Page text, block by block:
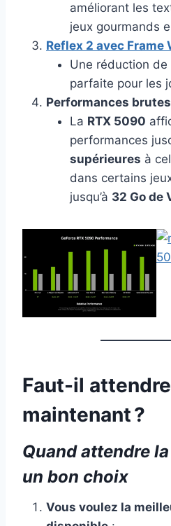
améliorant les
jeux gourmands
Reflex 2 avec Frame
Une réduction de
parfaite pour les
Performances
La RTX 5090
performances
supérieures à
dans certains
jusqu’à 32 Go de
Faut-il
maintenant ?
Quand attendre
un bon choix
Vous voulez la